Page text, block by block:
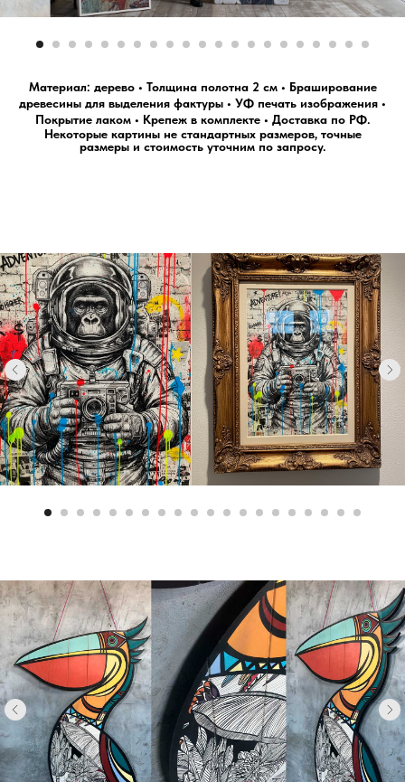
Материал: дерево • Толщина полотна 2 см • Браширование
древесины для выделения фактуры • УФ печать изображения •
Покрытие лаком • Крепеж в комплекте • Доставка по РФ.
Некоторые картины не стандартных размеров, точные
размеры и стоимость уточним по запросу.